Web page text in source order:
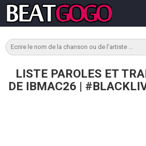
LISTE PAROLES ET
DE IBMAC26 |